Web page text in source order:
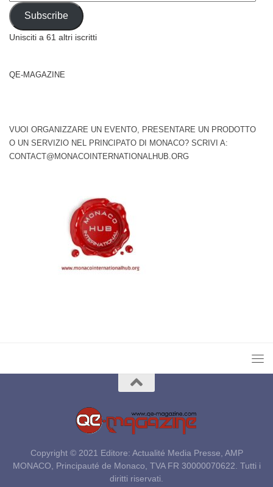
Address
Subscribe
Unisciti a 61 altri iscritti
QE-MAGAZINE
VUOI ORGANIZZARE UN EVENTO, PRESENTARE UN PRODOTTO
O UN SERVIZIO NEL PRINCIPATO DI MONACO? SCRIVI A:
CONTACT@MONACOINTERNATIONALHUB.ORG
Copyright © 2021 Editore: Actualité Media Presse, AMP
MONACO, Principauté de Monaco, TVA FR 30000070622. Tutti i
diritti riservati.